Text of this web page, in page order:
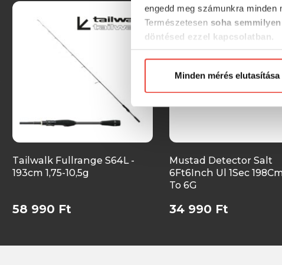
engedd meg számunkra minden
Természetesen soha
döntésed ezzel kapcsolatban.
Előre is köszönjük!
Minden mérés elutasítása
Tailwalk Fullrange S64L -
193cm 1,75-10,5g
58 990 Ft
Mustad Detector Salt
6Ft6Inch Ul 1Sec
To 6G
34 990 Ft